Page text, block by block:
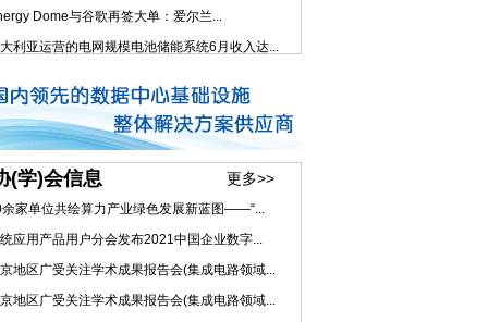
Dome与谷歌再签大单：爱尔兰...
利亚运营的电网规模电池储能系统6月收入达...
(学)会信息 更多>>
家单位共绘算力产业绿色发展新蓝图——“...
应用产品用户分会发布2021中国企业数字...
地区广受关注学术成果报告会(集成电路领域...
地区广受关注学术成果报告会(集成电路领域...